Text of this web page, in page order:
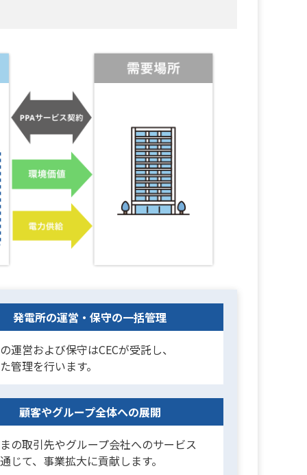
発電所の運営・保守の一括管理
運営および保守はCECが受託し、
管理を行います。
顧客やグループ全体への展開
の取引先やグループ会社へのサービス
じて、事業拡大に貢献します。